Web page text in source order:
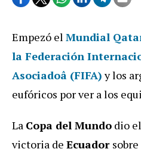
Empezó el Mundial
la Federación
Asociadoâ (FIFA)y los
eufóricos por ver a los
La Copa del Mundo dio
victoria de Ecuador